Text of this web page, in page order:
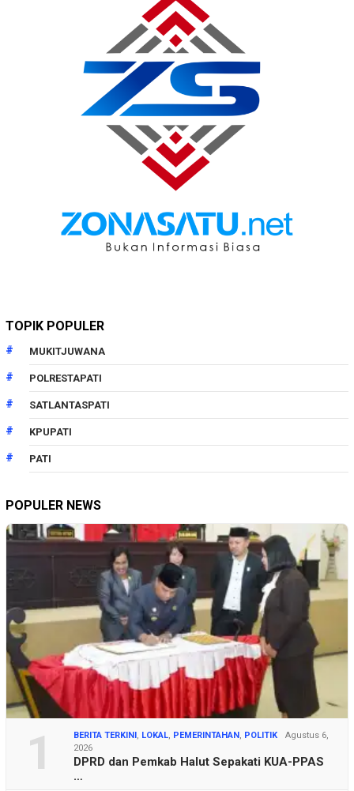
TOPIK POPULER
MUKITJUWANA
POLRESTAPATI
SATLANTASPATI
KPUPATI
PATI
POPULER NEWS
1 BERITA TERKINI , LOKAL, PEMERINTAHAN , POLITIK
Agustus 6,
2026
DPRD dan Pemkab Halut Sepakati KUA-PPAS
…